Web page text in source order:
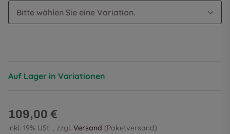
Bitte wählen Sie eine Variation.
Auf Lager in Variationen
109,00 €
inkl. 19% USt. , zzgl. Versand (Paketversand)